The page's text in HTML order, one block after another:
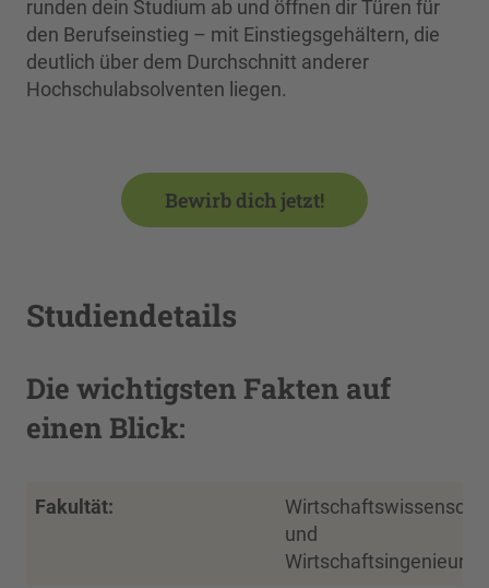
runden dein Studium ab und öffnen dir Türen für
den Berufseinstieg – mit Einstiegsgehältern, die
deutlich über dem Durchschnitt anderer
Hochschulabsolventen liegen.
Bewirb dich jetzt!
Studiendetails
Die wichtigsten Fakten auf
einen Blick:
Fakultät:
und